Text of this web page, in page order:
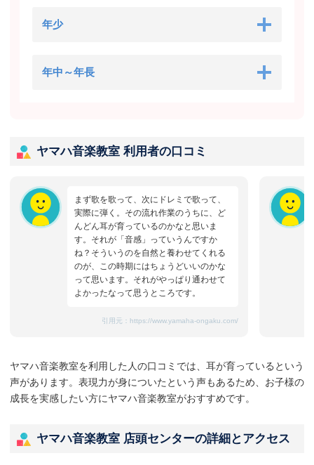
年少
年中～年長
ヤマハ音楽教室 利用者の口コミ
まず歌を歌って、次にドレミで歌って、
実際に弾く。その流れ作業のうちに、ど
んどん耳が育っているのかなと思いま
す。それが「音感」っていうんですか
ね？そういうのを自然と養わせてくれる
のが、この時期にはちょうどいいのかな
って思います。それがやっぱり通わせて
よかったなって思うところです。
引用元： https://www.yamaha-ongaku.com/
ヤマハ音楽教室を利用した人の口コミでは、耳が育っているという
声があります。表現力が身についたという声もあるため、お子様の
成長を実感したい方にヤマハ音楽教室がおすすめです。
ヤマハ音楽教室 店頭センターの詳細とアクセス